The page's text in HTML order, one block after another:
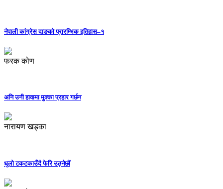
नेपाली कांग्रेस दाङको प्रारम्भिक इतिहास–१
फरक कोण
अनि उनी हावामा मुक्का प्रहार गर्छन
नारायण खड्का
धुलो टकटकाउँदै फेरि उठ्नेछौं